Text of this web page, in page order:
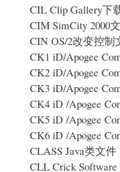
CIL Clip Gallery下
CIM SimCity 2000
CIN OS/2改变控
CK1 iD/Apogee
CK2 iD/Apogee
CK3 iD/Apogee
CK4 iD /Apogee
CK5 iD /Apogee
CK6 iD /Apogee
CLASS Java类文件
CLL Crick